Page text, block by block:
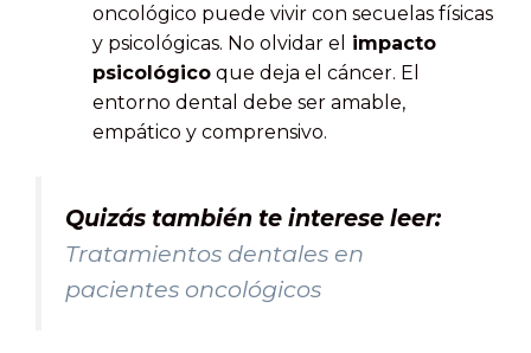
oncológico puede vivir con secuelas físicas
y psicológicas. No olvidar el
impacto
psicológico que deja el cáncer. El
entorno dental debe ser amable,
empático y comprensivo.
Quizás también te interese leer:
Tratamientos dentales en
pacientes oncológicos